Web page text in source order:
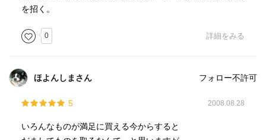
を招く。
0 詳細をみる
ほよんしまさん フォロー不許可
5 2008.08.28
いろんなものが満足に買える今からすると